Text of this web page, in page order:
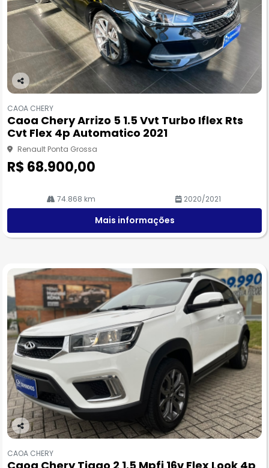
Co
pa
rtil
he
CAOA CHERY
Caoa Chery Arrizo 5 1.5 Vvt Turbo Iflex Rts
Cvt Flex 4p Automatico 2021
Renault Ponta Grossa
R$ 68.900,00
74.868 km 2020/2021
Mais informações
Co
pa
CAOA CHERY